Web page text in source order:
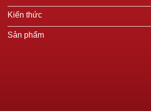
Kiến thức
Sản phẩm